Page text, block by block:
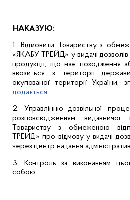
НАКАЗУЮ:
1. Відмовити Товариству з
«ЯКАБУ ТРЕЙД» у видачі дозволів
продукції, що має походження
ввозиться з території
окупованої території України,
додається.
2. Управлінню дозвільної
розповсюдженням видавничої
Товариству з обмеженою
ТРЕЙД» про відмову у видачі
через центр надання
3. Контроль за виконанням
собою.